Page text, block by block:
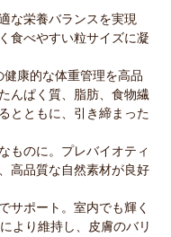
な栄養バランスを実現
食べやすい粒サイズに凝
康的な体重管理を高品
んぱく質、脂肪、食物繊
とともに、引き締まった
ものに。プレバイオティ
高品質な自然素材が良好
サポート。室内でも輝く
より維持し、皮膚のバリ